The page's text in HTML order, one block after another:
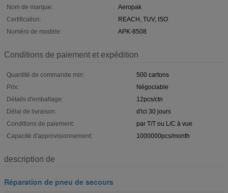
Nom de marque:
Aeropak
Certification:
REACH, TUV, ISO
Numéro de modèle:
APK-8508
Conditions de paiement et expédition
Quantité de commande min:
500 cartons
Prix:
Négociable
Détails d'emballage:
12pcs/ctn
Délai de livraison:
d'ici 30 jours
Conditions de paiement:
par T/T ou L/C à vue
Capacité d'approvisionnement:
1000000pcs/month
description de
Réparation de pneu de secours